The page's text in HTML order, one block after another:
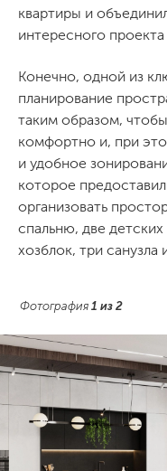
квартиры и
интересного
Конечно, одной из
планирование
таким образом,
комфортно и, при
и удобное
которое
организовать
спальню, две
хозблок, три санузла
Фотография 1 из 2